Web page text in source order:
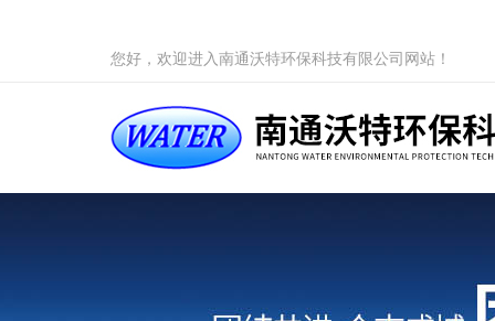
您好，欢迎进入南通沃特环保科技有限公司网站！